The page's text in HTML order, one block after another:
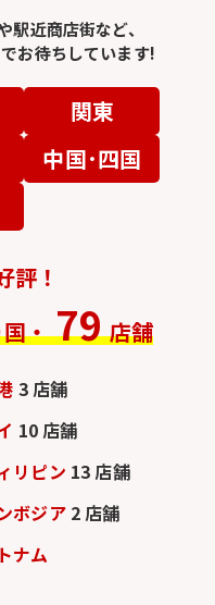
近商店街など、
お待ちしています!
関東
中国･四国
評！
・ 79 店舗
3 店舗
10 店舗
リピン 13 店舗
ボジア 2 店舗
ナム